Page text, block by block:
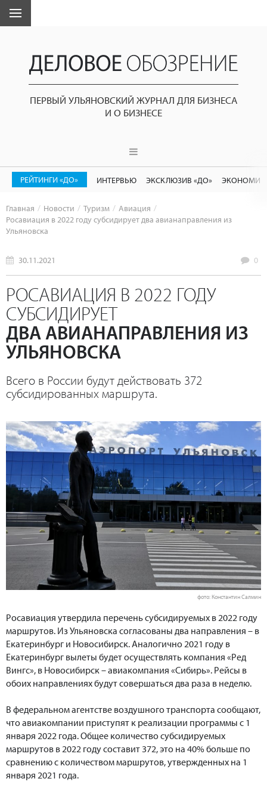
ПЕРВЫЙ УЛЬЯНОВСКИЙ ЖУРНАЛ ДЛЯ БИЗНЕСА
И О БИЗНЕСЕ
РЕЙТИНГИ «ДО» ИНТЕРВЬЮ ЭКСКЛЮЗИВ «ДО»
Главная Новости Туризм
Авиация
Росавиация в 2022 году субсидирует два авианаправления из
Ульяновска
30.11.2021 0
РОСАВИАЦИЯ В 2022 ГОДУ
СУБСИДИРУЕТ
ДВА АВИАНАПРАВЛЕНИЯ ИЗ
УЛЬЯНОВСКА
Всего в России будут действовать 372
субсидированных маршрута.
фото: Константин Салмин
Росавиация утвердила перечень субсидируемых в 2022 году
маршрутов. Из Ульяновска согласованы два направления – в
Екатеринбург и Новосибирск. Аналогично 2021 году в
Екатеринбург вылеты будет осуществлять компания «Ред
Вингс», в Новосибирск – авиакомпания «Сибирь». Рейсы в
обоих направлениях будут совершаться два раза в неделю.
В федеральном агентстве воздушного транспорта сообщают,
что авиакомпании приступят к реализации программы с 1
января 2022 года. Общее количество субсидируемых
маршрутов в 2022 году составит 372, это на 40% больше по
сравнению с количеством маршрутов, утвержденных на 1
января 2021 года.